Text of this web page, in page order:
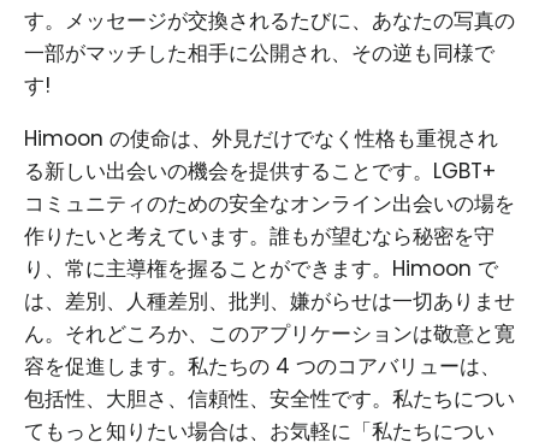
す。メッセージが交換されるたびに、あなたの写真の
一部がマッチした相手に公開され、その逆も同様で
す!
Himoon の使命は、外見だけでなく性格も重視され
る新しい出会いの機会を提供することです。LGBT+
コミュニティのための安全なオンライン出会いの場を
作りたいと考えています。誰もが望むなら秘密を守
り、常に主導権を握ることができます。Himoon で
は、差別、人種差別、批判、嫌がらせは一切ありませ
ん。それどころか、このアプリケーションは敬意と寛
容を促進します。私たちの 4 つのコアバリューは、
包括性、大胆さ、信頼性、安全性です。私たちについ
てもっと知りたい場合は、お気軽に「私たちについ